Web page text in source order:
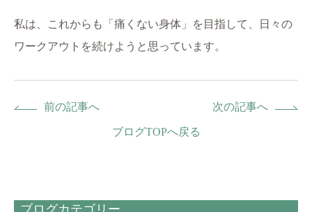
私は、これからも「痛くない身体」を目指して、日々の
ワークアウトを続けようと思っています。
前の記事へ 次の記事へ
ブログTOPへ戻る
ブログカテゴリー